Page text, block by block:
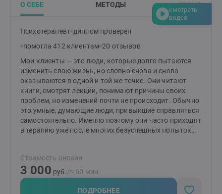
смотреть
видео
О СЕБЕ МЕТОДЫ ОТЗЫВ
Психотерапевт диплом проверен
помогла 412 клиентам 20 отзывов
Мои клиенты — это люди, которые долго пытаются
изменить свою жизнь, но словно снова и снова
оказываются в одной и той же точке. Они читают
книги, смотрят лекции, понимают причины своих
проблем, но изменений почти не происходит. Обычно
это умные, думающие люди, привыкшие справляться
самостоятельно. Именно поэтому они часто приходят
в терапию уже после многих безуспешных попыток
современном научно обоснованном направлении
психотерапии. Для меня терапия — это не
бесконечные разговоры, а совместная работа с
понятной целью, планом и постепенными
Стоимость онлайн
3 000 руб. /≈ 60 мин.
ПОДРОБНЕЕ